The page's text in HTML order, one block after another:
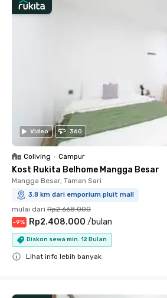
Video 360
Coliving • Campur
Kost Rukita Belhome Mangga Besar
Mangga Besar, Taman Sari
3.8 km dari emporium pluit mall
mulai dari Rp2.668.000
-9% Rp2.408.000 /bulan
Diskon sewa min. 12 Bulan
Lihat info lebih banyak